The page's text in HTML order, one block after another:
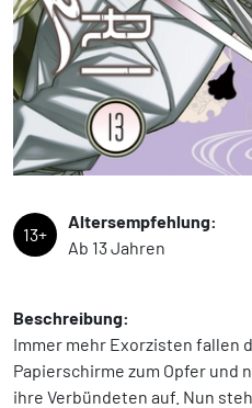
13+
Altersempfehlung:
Ab 13 Jahren
Beschreibung:
Immer mehr Exorzisten fallen
Papierschirme zum Opfer und
ihre Verbündeten auf. Nun